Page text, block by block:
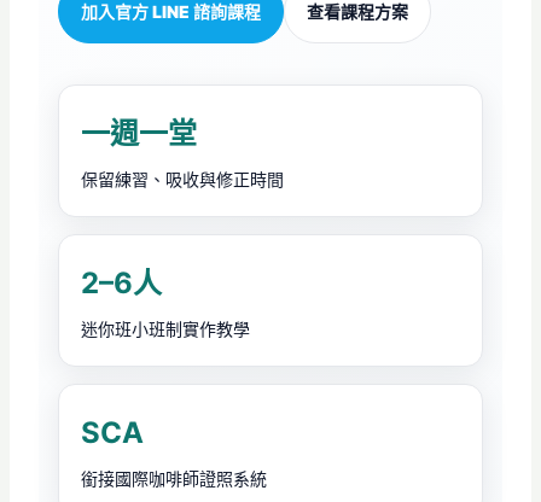
加入官方 LINE 諮詢課程 查看課程方案
一週一堂
保留練習、吸收與修正時間
2–6人
迷你班小班制實作教學
SCA
銜接國際咖啡師證照系統